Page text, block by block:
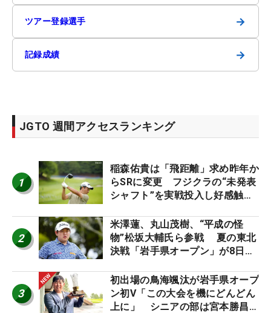
ツアー登録選手 →
記録成績 →
JGTO 週間アクセスランキング
1
稲森佑貴は「飛距離」求め昨年か
らSRに変更 フジクラの“未発表
シャフト”を実戦投入し好感触
ーのヒトネタ！】
2
米澤蓮、丸山茂樹、“平成の怪
物”松坂大輔氏ら参戦 夏の東北
決戦「岩手県オープン」が8日開
3
初出場の鳥海颯汰が岩手県オープ
ン初V「この大会を機にどんどん
上に」 シニアの部は宮本勝昌が